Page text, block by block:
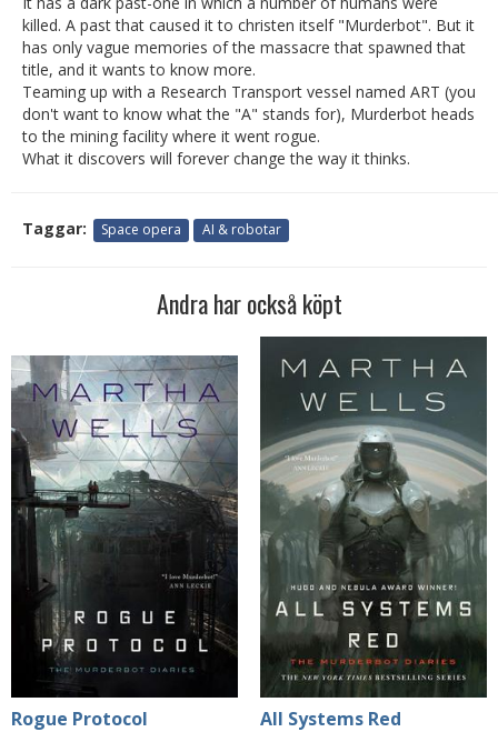
killed. A past that caused it to christen itself "Murderbot". But it
has only vague memories of the massacre that spawned that
title, and it wants to know more.
Teaming up with a Research Transport vessel named ART (you
don't want to know what the "A" stands for), Murderbot heads
to the mining facility where it went rogue.
What it discovers will forever change the way it thinks.
Taggar: Space opera AI & robotar
Andra har också köpt
Rogue Protocol All Systems Red